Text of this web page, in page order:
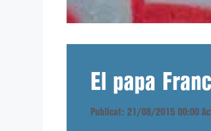
El papa
Publicat: 21/08/2015 00:00